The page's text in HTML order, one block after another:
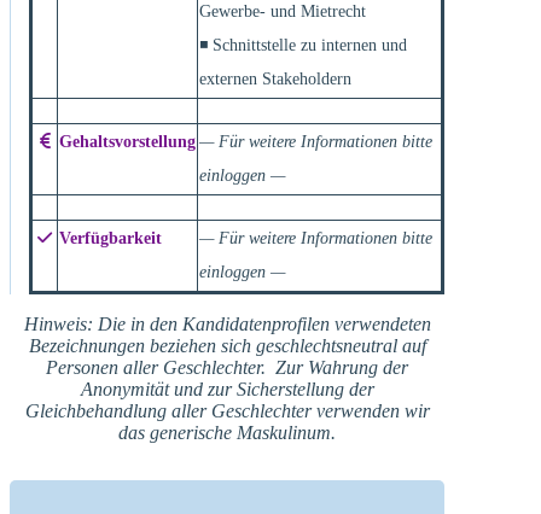
Gewerbe- und Mietrecht
◾ Schnittstelle zu internen und
externen Stakeholdern
Gehaltsvorstellung — Für weitere Informationen bitte
einloggen —
Verfügbarkeit
— Für weitere Informationen bitte
einloggen —
Hinweis: Die in den Kandidatenprofilen verwendeten
Bezeichnungen beziehen sich geschlechtsneutral auf
Personen aller Geschlechter. Zur Wahrung der
Anonymität und zur Sicherstellung der
Gleichbehandlung aller Geschlechter verwenden wir
das generische Maskulinum.